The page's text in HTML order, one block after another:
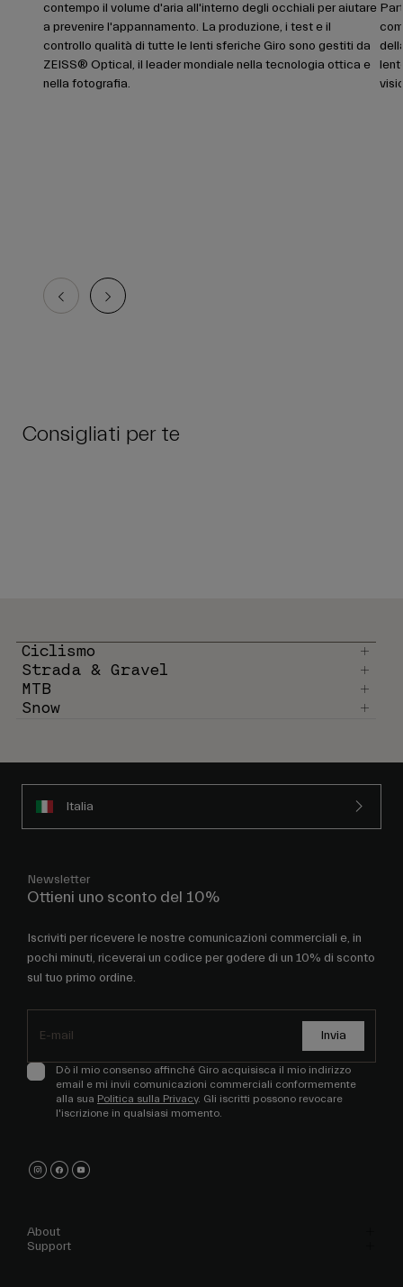
contempo il volume d'aria all'interno degli occhiali per aiutare
a prevenire l'appannamento. La produzione, i test e il
controllo qualità di tutte le lenti sferiche Giro sono gestiti da
ZEISS® Optical, il leader mondiale nella tecnologia ottica e
nella fotografia.
Consigliati per te
Ciclismo
Strada & Gravel
MTB
Snow
Italia
Newsletter
Ottieni uno sconto del 10%
Iscriviti per ricevere le nostre comunicazioni commerciali e, in
pochi minuti, riceverai un codice per godere di un 10% di sconto
sul tuo primo ordine.
Invia
Dò il mio consenso affinché Giro acquisisca il mio indirizzo
email e mi invii comunicazioni commerciali conformemente
alla sua Politica sulla Privacy. Gli iscritti possono revocare
l'iscrizione in qualsiasi momento.
About
Support